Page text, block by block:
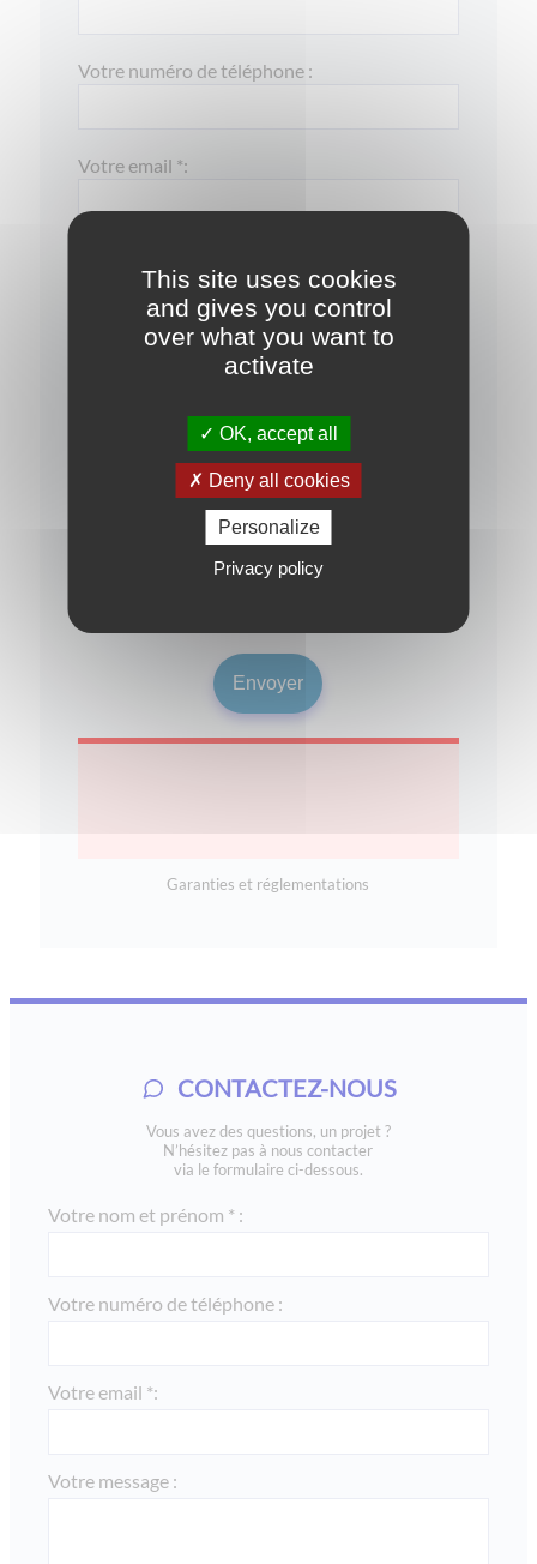
Votre numéro de téléphone :
Votre email *:
J'ai pris connaissance de la
Garanties et réglementations
CONTACTEZ-NOUS
Vous avez des questions, un projet ?
N’hésitez pas à nous contacter
via le formulaire ci-dessous.
Votre nom et prénom * :
Votre numéro de téléphone :
Votre email *:
Votre message :
This site uses cookies
and gives you control
over what you want to
activate
OK, accept all
Deny all cookies
Personalize
Privacy policy